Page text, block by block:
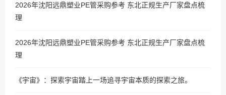
2026年沈阳远鼎塑业PE管采购参考 东北正规生产厂家盘点梳
理
2026年沈阳远鼎塑业PE管采购参考 东北正规生产厂家盘点梳
理
《宇宙》：探索宇宙踏上一场追寻宇宙本质的探索之旅。